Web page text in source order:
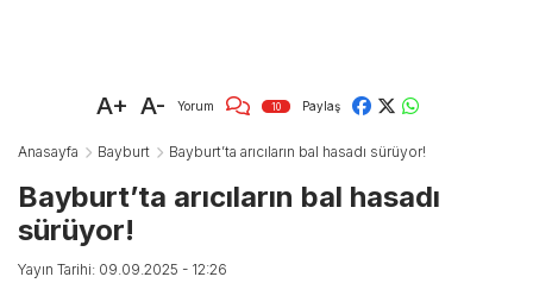
A+ A- Yorum 10 Paylaş
Anasayfa Bayburt Bayburt’ta arıcıların bal hasadı sürüyor!
Bayburt’ta arıcıların bal hasadı
sürüyor!
Yayın Tarihi: 09.09.2025 - 12:26